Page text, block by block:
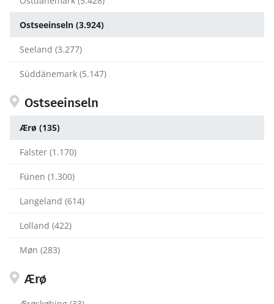
Ostseeinseln (3.924)
Seeland (3.277)
Süddänemark (5.147)
Ostseeinseln
Ærø (135)
Falster (1.170)
Fünen (1.300)
Langeland (614)
Lolland (422)
Møn (283)
Ærø